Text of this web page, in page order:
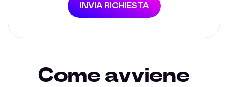
INVIA RICHIESTA
Come avviene